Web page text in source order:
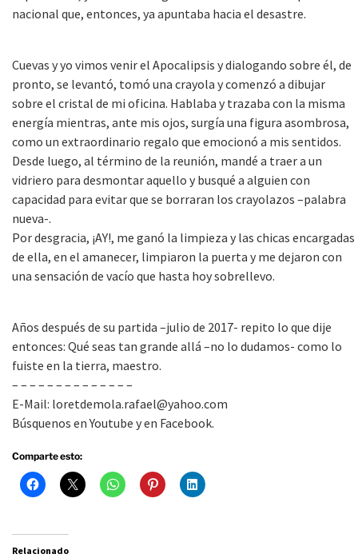
nacional que, entonces, ya apuntaba hacia el desastre.
Cuevas y yo vimos venir el Apocalipsis y dialogando sobre él, de
pronto, se levantó, tomó una crayola y comenzó a dibujar
sobre el cristal de mi oficina. Hablaba y trazaba con la misma
energía mientras, ante mis ojos, surgía una figura asombrosa,
como un extraordinario regalo que emocionó a mis sentidos.
Desde luego, al término de la reunión, mandé a traer a un
vidriero para desmontar aquello y busqué a alguien con
capacidad para evitar que se borraran los crayolazos –palabra
nueva-.
Por desgracia, ¡AY!, me ganó la limpieza y las chicas encargadas
de ella, en el amanecer, limpiaron la puerta y me dejaron con
una sensación de vacío que hasta hoy sobrellevo.
Años después de su partida –julio de 2017- repito lo que dije
entonces: Qué seas tan grande allá –no lo dudamos- como lo
fuiste en la tierra, maestro.
– – – – – – – – – – – – – –
E-Mail: loretdemola.rafael@yahoo.com
Búsquenos en Youtube y en Facebook.
Comparte esto:
Relacionado